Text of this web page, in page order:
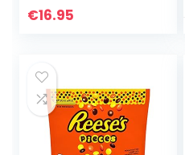
de 250g
€16.95